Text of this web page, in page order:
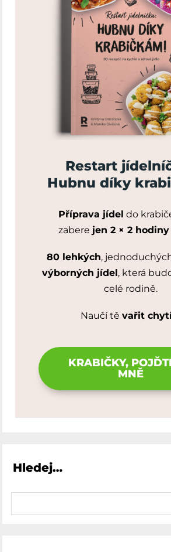
Restart
Hubnu díky
Příprava jídel do
zabere jen 2 × 2
80 lehkých,
výborných jídel, která
celé rodině.
Naučí tě vařit
KRABIČKY,
MNĚ
Hledej…